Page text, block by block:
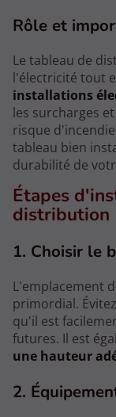
Rôle et
Le tableau de
l'électricité tout
installations
les surcharges
risque
tableau bien
durabilité de
Étapes
distribution
1. Choisir le
L'emplacement
primordial.
qu'il est
futures. Il est
une hauteur
2.